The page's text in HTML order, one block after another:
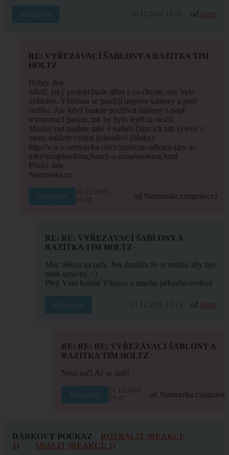
Reagovat 20.12.2016 12:21 od Irena
RE: VYŘEZÁVACÍ ŠABLONY A RAZÍTKA TIM
HOLTZ
Dobrý den,
záleží, jaký projekt bude dělat a co chcete, aby bylo
viditelné. Většinou se použijí nejprve šablony a poté
razítka. Ale když budete používat šablony s např.
texturovací pastou, tak by bylo lepší to otočit.
Mnoho rad najdete také v našich článcích zde (vlevo v
menu můžete vybrat jednotlivé články):
http://www.nemravka.cz/cz/uzitecne-odkazy-tipy-a-
triky/scrapbooking/barvy-a-scrapbooking.html
Pěkný den,
Nemravka.cz
Reagovat
20.12.2016
19:09
od Nemravka.cz(správce)
RE: RE: VYŘEZÁVACÍ ŠABLONY A
RAZÍTKA TIM HOLTZ
Moc děkuji za rady. Jen doufám že se trefím, aby byl
otisk správný :-)
Přeji Vám krásné Vánoce a mnoho pěkného tvoření
Reagovat 21.12.2016 13:13 od Irena
RE: RE: RE: VYŘEZÁVACÍ ŠABLONY A
RAZÍTKA TIM HOLTZ
Není zač! Ať se daří!
Reagovat
21.12.2016
13:43
od Nemravka.cz
DÁRKOVÝ POUKAZ
ROZBALIT (REAKCÍ:
1)
SBALIT (REAKCÍ: 1)